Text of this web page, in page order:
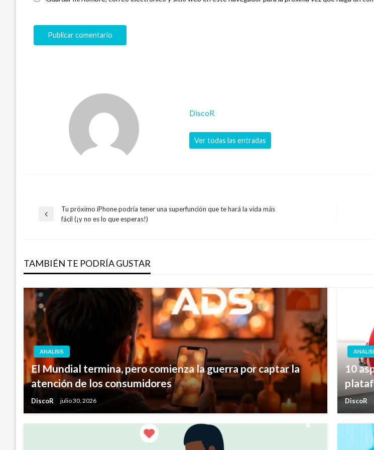
DiscoR
Ver todas las entradas
Navegación
entradas
Entrada
Tu próximo iPhone podría tener una superfunción que te hará la vida más
fácil (¡y no es lo que esperas!)
TAMBIÉN TE PODRÍA GUSTAR
ANALISIS
El Mundial termina, pero comienza la guerra por captar la
atención de los consumidores
DiscoR julio 30, 2026
10
DiscoR